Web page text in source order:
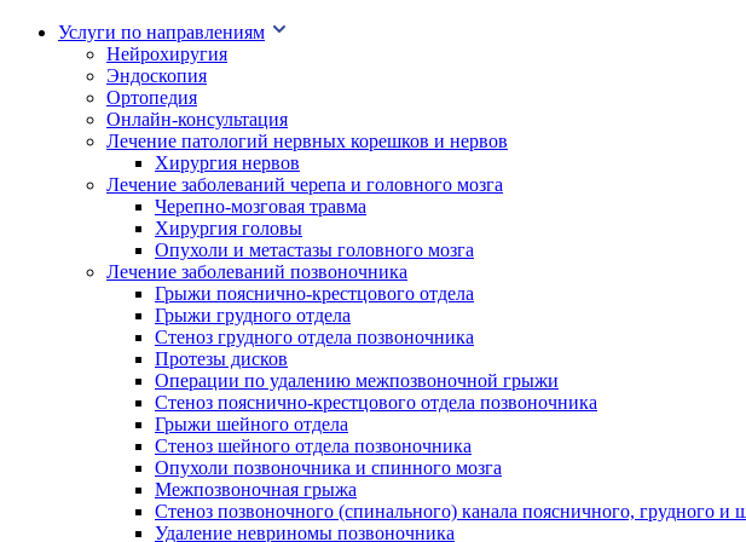
Услуги по направлениям
Нейрохиругия
Эндоскопия
Ортопедия
Онлайн-консультация
Лечение патологий нервных корешков и нервов
Хирургия нервов
Лечение заболеваний черепа и головного мозга
Черепно-мозговая травма
Хирургия головы
Опухоли и метастазы головного мозга
Лечение заболеваний позвоночника
Грыжи пояснично-крестцового отдела
Грыжи грудного отдела
Стеноз грудного отдела позвоночника
Протезы дисков
Операции по удалению межпозвоночной грыжи
Стеноз пояснично-крестцового отдела позвоночника
Грыжи шейного отдела
Стеноз шейного отдела позвоночника
Опухоли позвоночника и спинного мозга
Межпозвоночная грыжа
Стеноз позвоночного (спинального) канала поясничного, грудного и
Удаление невриномы позвоночника